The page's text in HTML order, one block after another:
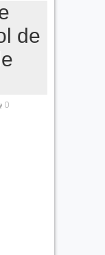
de
0